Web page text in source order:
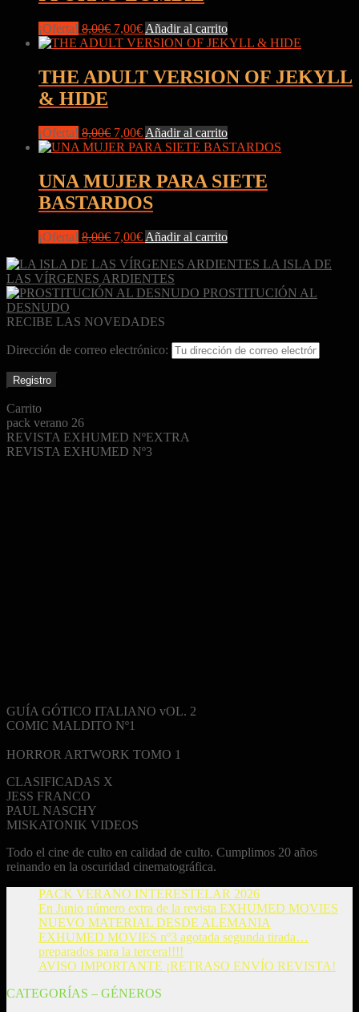
8,00€.7,00€.
¡Oferta! 8,00€ El
precio
era:
8,00€.
7,00€El
precio
es:
7,00€.
Añadir al carrito
THE ADULT VERSION OF JEKYLL
& HIDE
¡Oferta! 8,00€ El
precio
era:
8,00€.
7,00€El
precio
es:
7,00€.
Añadir al carrito
UNA MUJER PARA SIETE
BASTARDOS
¡Oferta! 8,00€ El
original
era:
8,00€.
7,00€El
actual
es:
7,00€.
Añadir al carrito
LA ISLA DE
LAS VÍRGENES ARDIENTES
PROSTITUCIÓN AL
DESNUDO
RECIBE LAS NOVEDADES
Dirección de correo electrónico:
Carrito
pack verano 26
REVISTA EXHUMED NºEXTRA
REVISTA EXHUMED Nº3
GUÍA GÓTICO ITALIANO vOL. 2
COMIC MALDITO Nº1
HORROR ARTWORK TOMO 1
CLASIFICADAS X
JESS FRANCO
PAUL NASCHY
MISKATONIK VIDEOS
Todo el cine de culto en calidad de culto. Cumplimos 20 años
reinando en la oscuridad cinematográfica.
PACK VERANO INTERESTELAR 2026
En Junio número extra de la revista EXHUMED MOVIES
NUEVO MATERIAL DESDE ALEMANIA
EXHUMED MOVIES nº3 agotada segunda tirada…
preparados para la tercera!!!!
AVISO IMPORTANTE ¡RETRASO ENVÍO REVISTA!
CATEGORÍAS – GÉNEROS